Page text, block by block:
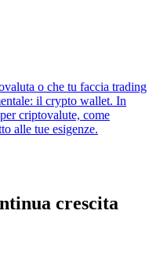
o che tu faccia trading
il crypto wallet. In
criptovalute, come
alle tue esigenze.
crescita